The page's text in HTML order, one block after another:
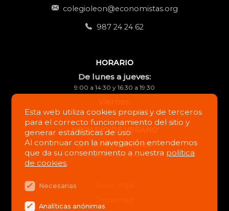
Esta web utiliza cookies propias y de terceros
para el correcto funcionamiento del sitio y
generar estadísticas de uso.
Al continuar con la navegación entendemos
que da su consentimiento a nuestra política
de cookies.
Necesarias
Analíticas anónimas
colegioleon@economistas.org
987 24 24 62
HORARIO
De lunes a jueves:
9:00 a 14:30 y 16:30 a 19:30
9:00 a 14:30 horas
HORARIO DE VERANO
De lunes a viernes:
8:30 a 14:30 horas